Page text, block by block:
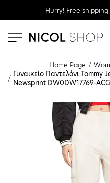
Hurry! Free
Home Page
Γυναικείο Παντελόνι
Newsprint DW0DW17769-